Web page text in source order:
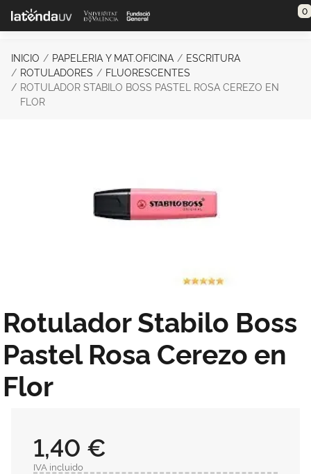
Saltar al contenido principal 0
INICIO PAPELERIA Y MAT.OFICINA
ESCRITURA
ROTULADORES
FLUORESCENTES
ROTULADOR STABILO BOSS PASTEL ROSA CEREZO EN
FLOR
Rotulador Stabilo Boss
Pastel Rosa Cerezo en
Flor
1,40 €
IVA incluido